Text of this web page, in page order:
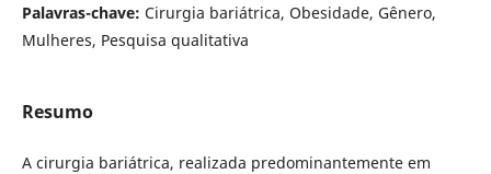
Palavras-chave: Cirurgia bariátrica, Obesidade, Gênero,
Mulheres, Pesquisa qualitativa
Resumo
A cirurgia bariátrica, realizada predominantemente em